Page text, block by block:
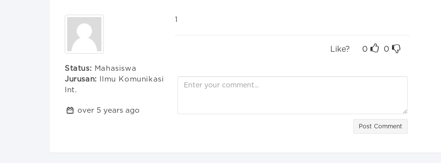
Status: Mahasiswa
Jurusan: Ilmu Komunikasi
Int.
over 5 years ago
1
Like? 0 0
Post Comment